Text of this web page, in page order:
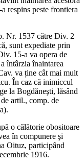
respins peste frontiera
Nr. 1537 către Div. 2
sunt expediate prin
15-a va opera de
întârzia înaintarea
va ține cât mai mult
În caz că inimiccul
la Bogdăneşti, lăsând
artil., comp. de
o călătorie obositoare
în compunere şi
Oituz, participând
1916.